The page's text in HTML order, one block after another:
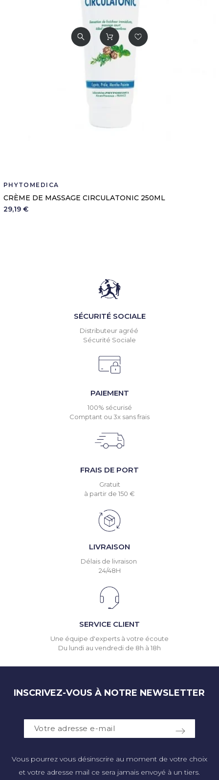
PHYTOMEDICA
CRÈME DE MASSAGE CIRCULATONIC 250ML
29,19 €
SÉCURITÉ SOCIALE
Distributeur agréé
Sécurité Sociale
PAIEMENT
100% sécurisé
Comptant ou 3x sans frais
FRAIS DE PORT
Gratuit
à partir de 150 €
LIVRAISON
Délais de livraison
24/48H
SERVICE CLIENT
Une équipe d'experts à votre écoute
Du lundi au vendredi de 8h à 18h
INSCRIVEZ-VOUS À NOTRE NEWSLETTER
Vous pourrez vous désinscrire au moment de votre choix
et votre adresse mail ce sera jamais envoyé à un tiers.